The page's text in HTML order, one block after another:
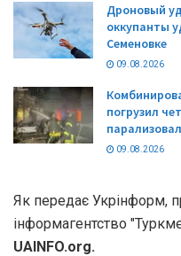
Дроновый
оккупанты
Семеновке
09.08.2026
погрузил
09.08.2026
Як передає Укрінформ,
інформагентство
UAINFO.org.